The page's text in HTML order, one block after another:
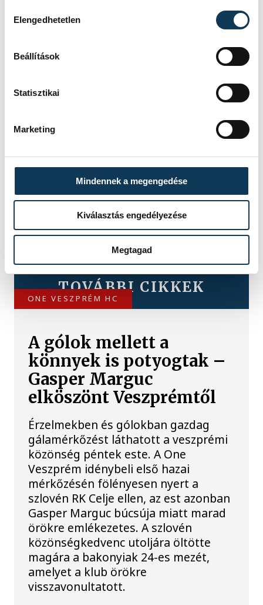
Elengedhetetlen
Beállítások
Statisztikai
Marketing
Mindennek a megengedése
Kiválasztás engedélyezése
Megtagad
TOVÁBBI CIKKEK
ONE VESZPRÉM HC
A gólok mellett a
könnyek is potyogtak –
Gasper Marguc
elköszönt Veszprémtől
Érzelmekben és gólokban gazdag
gálamérkőzést láthatott a veszprémi
közönség péntek este. A One
Veszprém idénybeli első hazai
mérkőzésén fölényesen nyert a
szlovén RK Celje ellen, az est azonban
Gasper Marguc búcsúja miatt marad
örökre emlékezetes. A szlovén
közönségkedvenc utoljára öltötte
magára a bakonyiak 24-es mezét,
amelyet a klub örökre
visszavonultatott.